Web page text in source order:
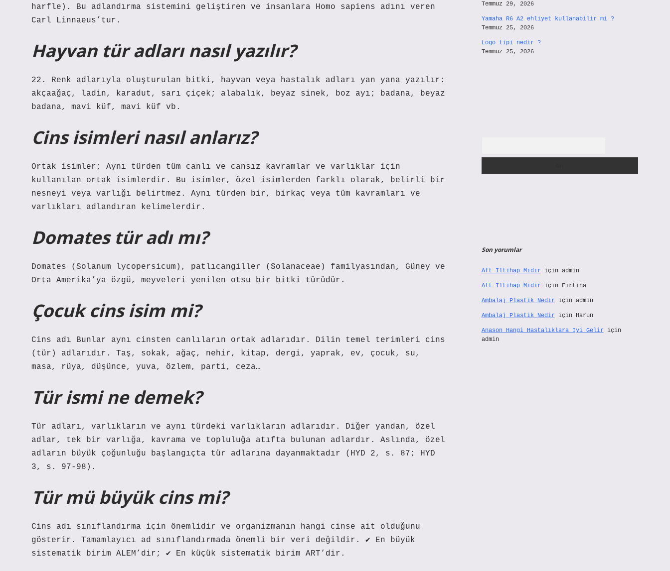
harfle). Bu adlandırma sistemini geliştiren ve insanlara Homo sapiens adını veren
Carl Linnaeus’tur.
Hayvan tür adları nasıl yazılır?
22. Renk adlarıyla oluşturulan bitki, hayvan veya hastalık adları yan yana yazılır:
akçaağaç, ladin, karadut, sarı çiçek; alabalık, beyaz sinek, boz ayı; badana, beyaz
badana, mavi küf, mavi küf vb.
Cins isimleri nasıl anlarız?
Ortak isimler; Aynı türden tüm canlı ve cansız kavramlar ve varlıklar için
kullanılan ortak isimlerdir. Bu isimler, özel isimlerden farklı olarak, belirli bir
nesneyi veya varlığı belirtmez. Aynı türden bir, birkaç veya tüm kavramları ve
varlıkları adlandıran kelimelerdir.
Domates tür adı mı?
Domates (Solanum lycopersicum), patlıcangiller (Solanaceae) familyasından, Güney ve
Orta Amerika’ya özgü, meyveleri yenilen otsu bir bitki türüdür.
Çocuk cins isim mi?
Cins adı Bunlar aynı cinsten canlıların ortak adlarıdır. Dilin temel terimleri cins
(tür) adlarıdır. Taş, sokak, ağaç, nehir, kitap, dergi, yaprak, ev, çocuk, su,
masa, rüya, düşünce, yuva, özlem, parti, ceza…
Tür ismi ne demek?
Tür adları, varlıkların ve aynı türdeki varlıkların adlarıdır. Diğer yandan, özel
adlar, tek bir varlığa, kavrama ve topluluğa atıfta bulunan adlardır. Aslında, özel
adların büyük çoğunluğu başlangıçta tür adlarına dayanmaktadır (HYD 2, s. 87; HYD
3, s. 97-98).
Tür mü büyük cins mi?
Cins adı sınıflandırma için önemlidir ve organizmanın hangi cinse ait olduğunu
gösterir. Tamamlayıcı ad sınıflandırmada önemli bir veri değildir. ✔ En büyük
sistematik birim ALEM’dir; ✔ En küçük sistematik birim ART’dir.
Temmuz 29, 2026
Yamaha R6 A2 ehliyet kullanabilir mi ?
Temmuz 25, 2026
Logo tipi nedir ?
Temmuz 25, 2026
Son yorumlar
Aft Iltihap Mıdır için admin
Aft Iltihap Mıdır için Fırtına
Ambalaj Plastik Nedir için admin
Ambalaj Plastik Nedir için Harun
Anason Hangi Hastalıklara Iyi Gelir için
admin